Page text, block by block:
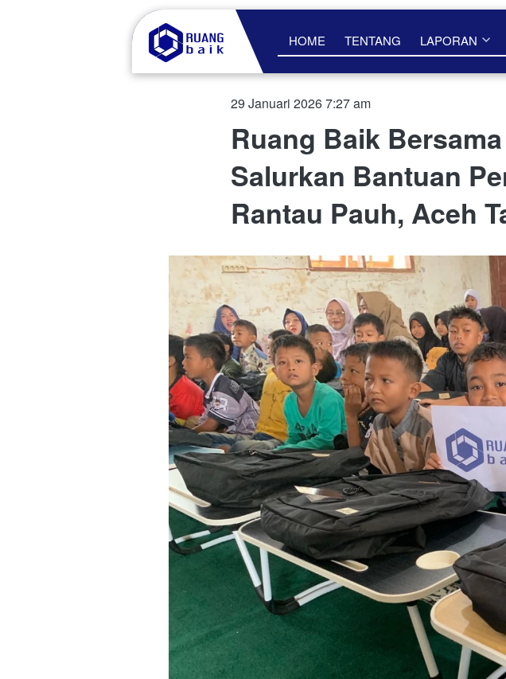
HOME TENTANG LAPORAN
29 Januari 2026 7:27 am
Ruang Baik
Salurkan Bantuan
Rantau Pauh, Aceh